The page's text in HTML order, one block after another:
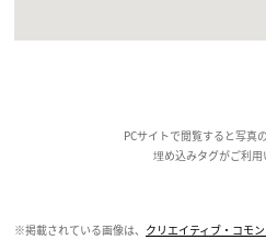
PCサイトで閲覧すると写真
埋め込みタグがご利用
※掲載されている画像は、 クリエイティブ・コモ